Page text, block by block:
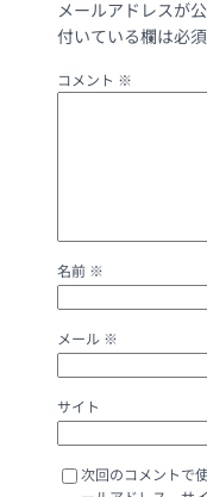
メールアドレスが
付いている欄は必
コメント ※
名前 ※
メール ※
サイト
次回のコメントで